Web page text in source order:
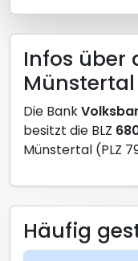
Infos über
Münstertal
Die Bank
besitzt die BLZ
Münstertal (PLZ
Häufig